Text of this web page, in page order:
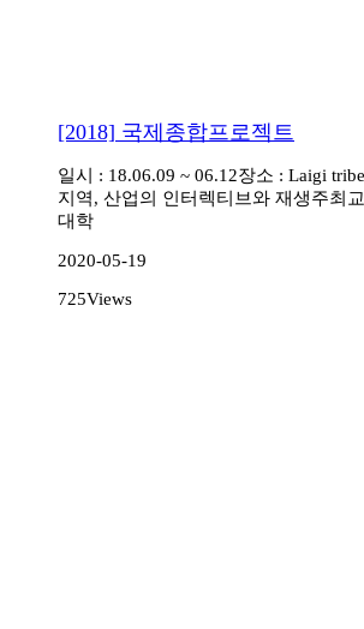
[2018] 국제종합프로젝트
일시 : 18.06.09 ~ 06.12장소 : Laigi
지역, 산업의 인터렉티브와 재생주최
대학
2020-05-19
725Views